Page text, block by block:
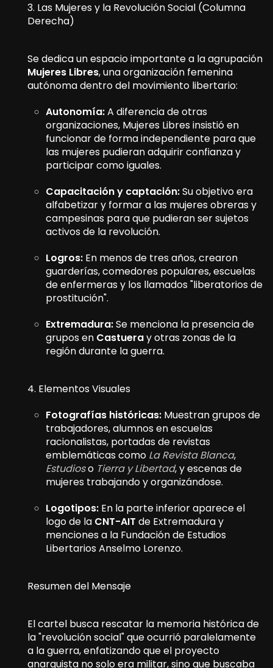
3. Las Mujeres y la Revolución Social (Columna
Derecha)
Se dedica un espacio importante a la agrupación
Mujeres Libres, una organización femenina
autónoma dentro del movimiento libertario:
Autonomía:A diferencia de otras
organizaciones, Mujeres Libres insistió en
funcionar de forma independiente para que
las mujeres pudieran adquirir confianza y
participar como iguales.
Capacitación y captación:Su objetivo era
alfabetizar y formar a las mujeres obreras y
campesinas para que pudieran ser sujetos
activos de la revolución.
Logros: En menos de tres años, crearon
guarderías, comedores populares, escuelas
de enfermeras y los llamados "liberatorios de
prostitución".
Extremadura:Se menciona la presencia de
grupos en Castueray otras zonas de la
región durante la guerra.
4. Elementos Visuales
Fotografías históricas: Muestran grupos de
trabajadores, alumnos en escuelas
racionalistas, portadas de revistas
emblemáticas como La Revista Blanca,
Estudioso Tierra y Libertad, y escenas de
mujeres trabajando y organizándose.
Logotipos: En la parte inferior aparece el
logo de la CNT-AIT de Extremadura y
menciones a la Fundación de Estudios
Libertarios Anselmo Lorenzo.
Resumen del Mensaje
El cartel busca rescatar la memoria histórica de
la "revolución social" que ocurrió paralelamente
a la guerra, enfatizando que el proyecto
anarquista no solo era militar, sino que buscaba